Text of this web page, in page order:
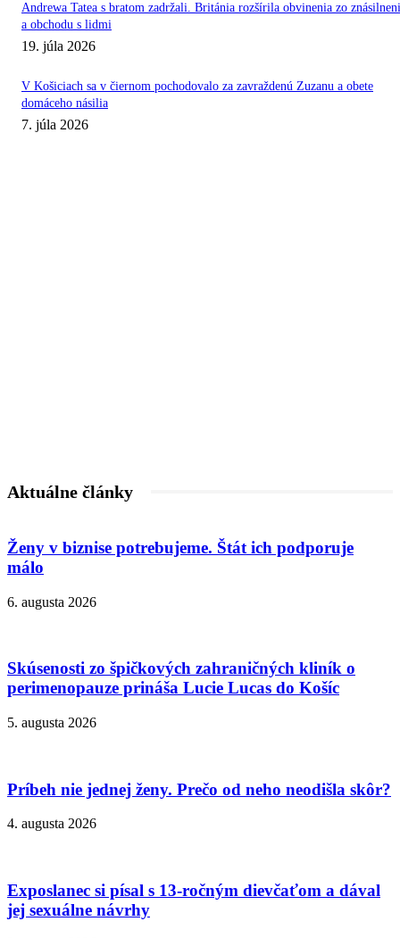
Andrewa Tatea s bratom zadržali. Británia rozšírila obvinenia zo
a obchodu s lidmi
19. júla 2026
V Košiciach sa v čiernom pochodovalo za zavraždenú Zuzanu a obete
domáceho násilia
7. júla 2026
Aktuálne články
Ženy v biznise potrebujeme. Štát ich podporuje
málo
6. augusta 2026
Skúsenosti zo špičkových zahraničných kliník o
perimenopauze prináša Lucie Lucas do Košíc
5. augusta 2026
Príbeh nie jednej ženy. Prečo od neho neodišla skôr?
4. augusta 2026
Exposlanec si písal s 13-ročným dievčaťom a dával
jej sexuálne návrhy